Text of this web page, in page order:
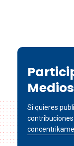
Medios
Si quieres